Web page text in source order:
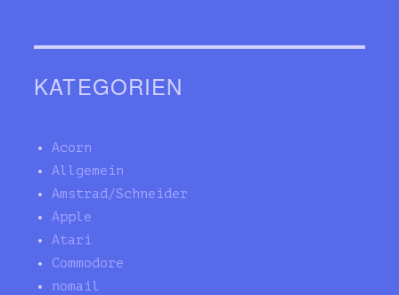
KATEGORIEN
Acorn
Allgemein
Amstrad/Schneider
Apple
Atari
Commodore
nomail